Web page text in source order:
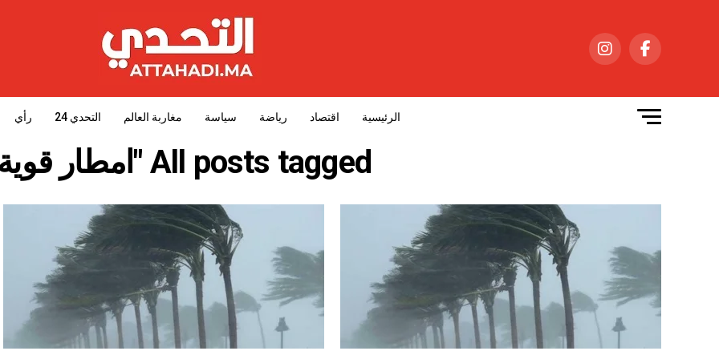
الرئيسية اقتصاد رياضة سياسة مغاربة العالم التحدي 24 رأي
All posts tagged "امطار قوية"